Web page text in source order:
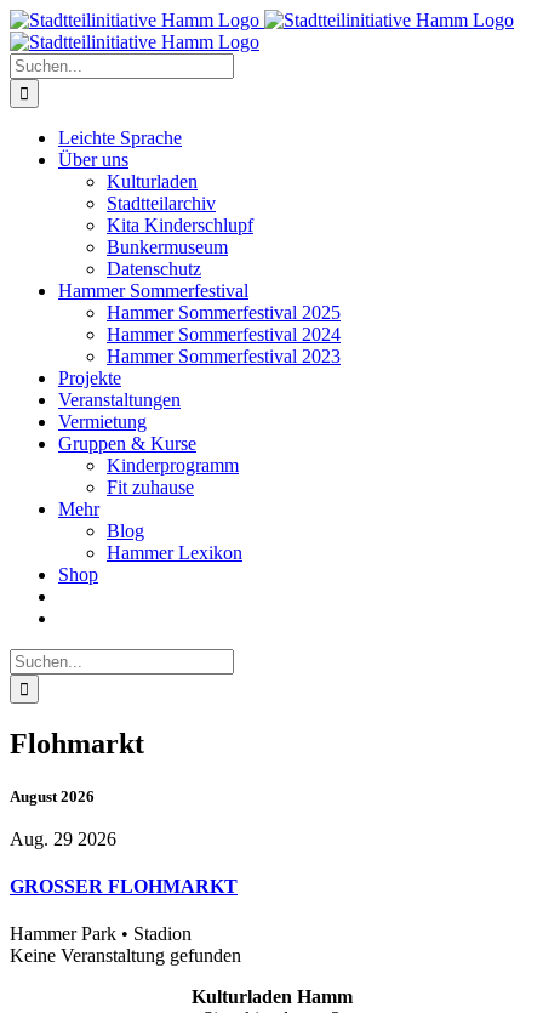
Zum
Inhalt
springen
Suche
nach:
Leichte Sprache
Über uns
Kulturladen
Stadtteilarchiv
Kita Kinderschlupf
Bunkermuseum
Datenschutz
Hammer Sommerfestival
Hammer Sommerfestival 2025
Hammer Sommerfestival 2024
Hammer Sommerfestival 2023
Projekte
Veranstaltungen
Vermietung
Gruppen & Kurse
Kinderprogramm
Fit zuhause
Mehr
Blog
Hammer Lexikon
Shop
Suche
nach:
Flohmarkt
August 2026
Aug. 29 2026
GROSSER FLOHMARKT
Hammer Park • Stadion
Keine Veranstaltung gefunden
Kulturladen Hamm